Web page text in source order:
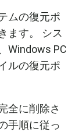
ムの復元ポ
ます。 シス
Windows PC
ルの復元ポ
全に削除さ
手順に従っ